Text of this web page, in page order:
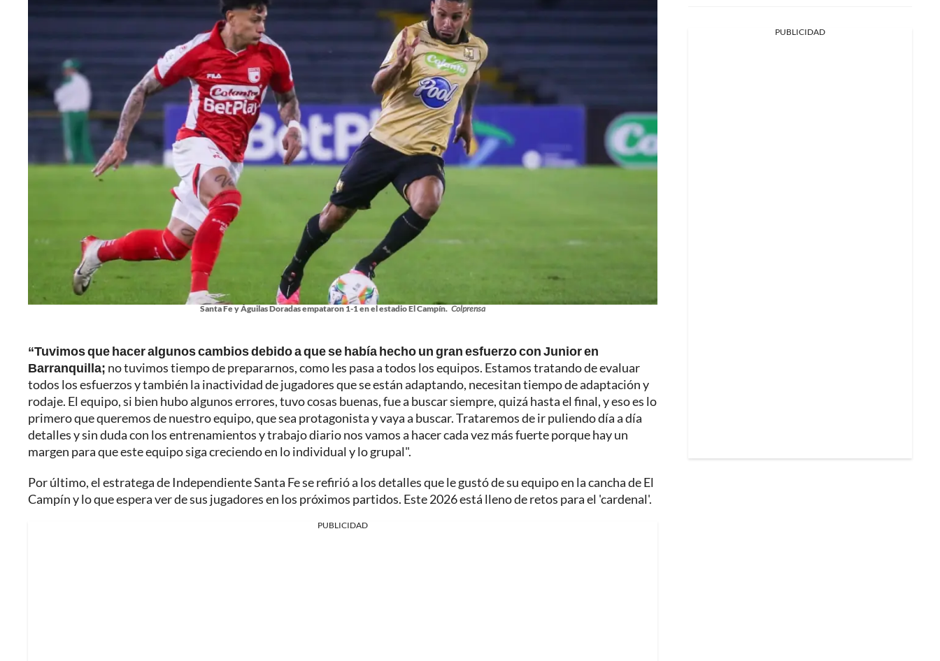
Santa Fe y Águilas Doradas empataron 1-1 en el estadio El Campín. Colprensa
“Tuvimos que hacer algunos cambios debido a que se había hecho un gran esfuerzo con Junior en
Barranquilla; no tuvimos tiempo de prepararnos, como les pasa a todos los equipos. Estamos tratando de evaluar
todos los esfuerzos y también la inactividad de jugadores que se están adaptando, necesitan tiempo de adaptación y
rodaje. El equipo, si bien hubo algunos errores, tuvo cosas buenas, fue a buscar siempre, quizá hasta el final, y eso es lo
primero que queremos de nuestro equipo, que sea protagonista y vaya a buscar. Trataremos de ir puliendo día a día
detalles y sin duda con los entrenamientos y trabajo diario nos vamos a hacer cada vez más fuerte porque hay un
margen para que este equipo siga creciendo en lo individual y lo grupal".
Por último, el estratega de Independiente Santa Fe se refirió a los detalles que le gustó de su equipo en la cancha de El
Campín y lo que espera ver de sus jugadores en los próximos partidos. Este 2026 está lleno de retos para el 'cardenal'.
PUBLICIDAD
PUBLICIDAD